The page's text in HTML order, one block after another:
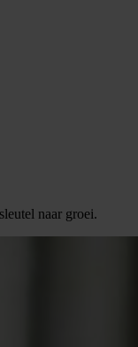
naar groei.